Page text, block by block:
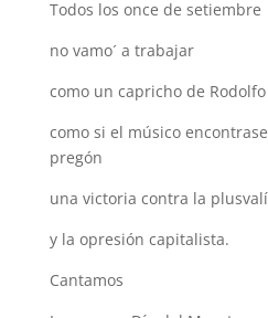
Todos los once de setiembre
no vamo´ a trabajar
como un capricho de
como si el músico
pregón
una victoria contra la
y la opresión capitalista.
Cantamos